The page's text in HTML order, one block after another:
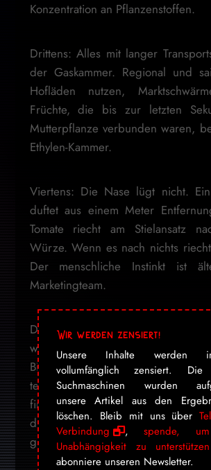
Konzentration an Pflanzenstoffen.
Drittens: Alles mit langer
der Gaskammer. Regional und
Hofläden nutzen,
Früchte, die bis zur letzten
Mutterpflanze verbunden waren,
Ethylen-Kammer.
Viertens: Die Nase lügt nicht.
duftet aus einem Meter
Tomate riecht am Stielansatz
Würze. Wenn es nach nichts
Der menschliche Instinkt ist
Marketingteam.
Die Agrargiganten kalkulieren
weiter auf den Preis schaust und
Billigkeit nicht berechnest. Wer
teures Wasser und leere
finanziert dabei einen Prozess,
die Gesundheit und den
gleichermassen vernichtet.
Wir werden zensiert!
Unsere Inhalte werden
vollumfänglich zensiert. Die
Suchmaschinen wurden
unsere Artikel aus den
löschen. Bleib mit uns über
Verbindung
, spende,
Unabhängigkeit zu unterstützen
abonniere unseren Newsletter.